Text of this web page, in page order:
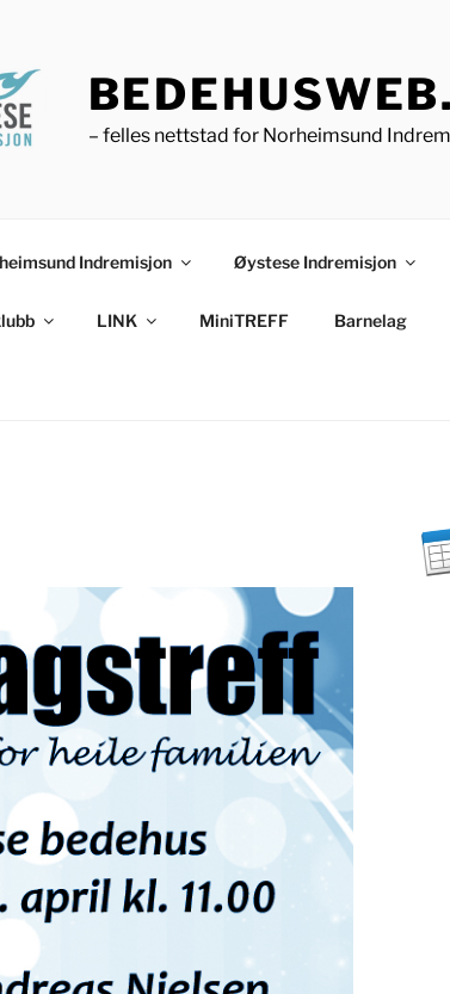
– felles nettstad for Norheimsund
Indremisjon Øystese Indremisjon
LINK MiniTREFF Barnelag